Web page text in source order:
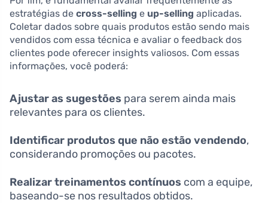
estratégias de cross-selling e up-selling aplicadas.
Coletar dados sobre quais produtos estão sendo mais
vendidos com essa técnica e avaliar o feedback dos
clientes pode oferecer insights valiosos. Com essas
informações, você poderá:
Ajustar as sugestões para serem ainda mais
relevantes para os clientes.
Identificar produtos que não estão vendendo,
considerando promoções ou pacotes.
Realizar treinamentos contínuos com a equipe,
baseando-se nos resultados obtidos.